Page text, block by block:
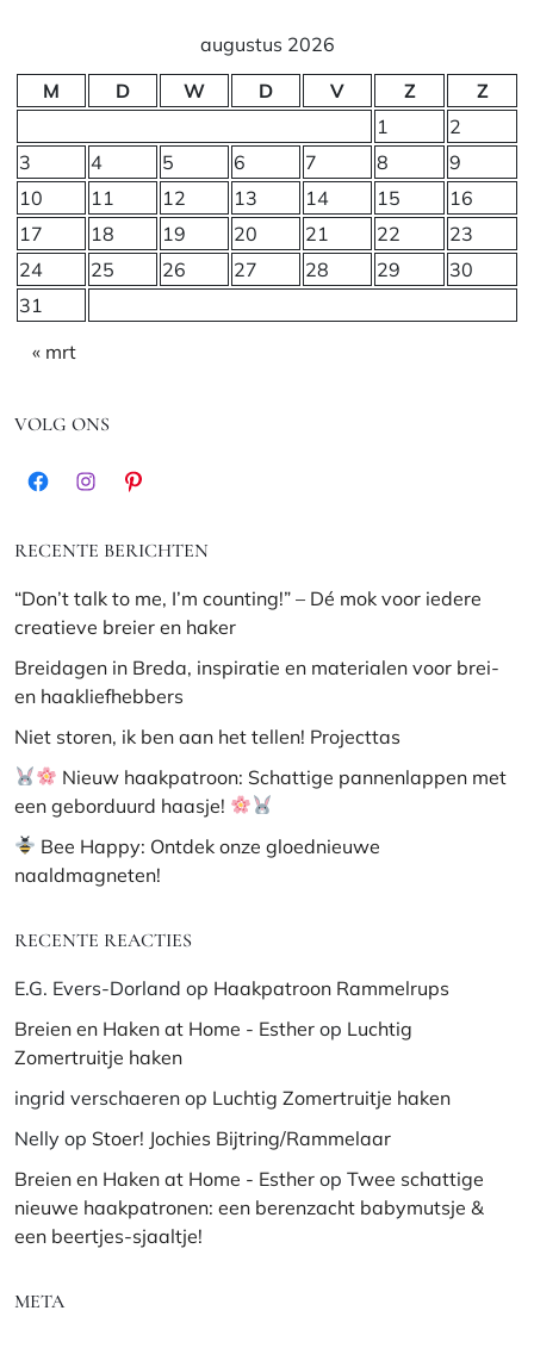
augustus 2026
M
D W D V Z
Z
1
2
3
4 5 6 7 8
9
10
11 12 13 14 15
16
17
18 19 20 21 22
23
24
25 26 27 28 29
30
31
« mrt
VOLG ONS
FacebookInstagramPinterest
RECENTE BERICHTEN
“Don’t talk to me, I’m counting!” – Dé mok voor iedere
creatieve breier en haker
Breidagen in Breda, inspiratie en materialen voor brei-
en haakliefhebbers
Niet storen, ik ben aan het tellen! Projecttas
Nieuw haakpatroon: Schattige pannenlappen met
een geborduurd haasje!
Bee Happy: Ontdek onze gloednieuwe
naaldmagneten!
RECENTE REACTIES
E.G. Evers-Dorland op Haakpatroon Rammelrups
Breien en Haken at Home - Esther op Luchtig
Zomertruitje haken
ingrid verschaeren op Luchtig Zomertruitje haken
Nelly op Stoer! Jochies Bijtring/Rammelaar
Breien en Haken at Home - Esther op Twee schattige
nieuwe haakpatronen: een berenzacht babymutsje &
een beertjes-sjaaltje!
META